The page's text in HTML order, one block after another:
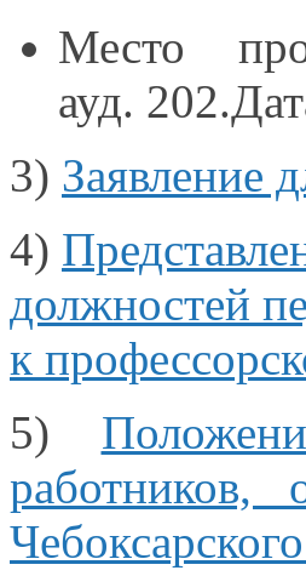
Место
ауд.
3) Заявление
4)
должностей
к
5)
работников,